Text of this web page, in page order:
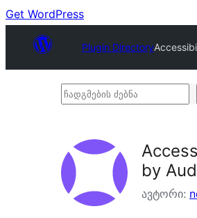
Get WordPress
Plugin Directory
ჩადგმების
by
ავტორი: